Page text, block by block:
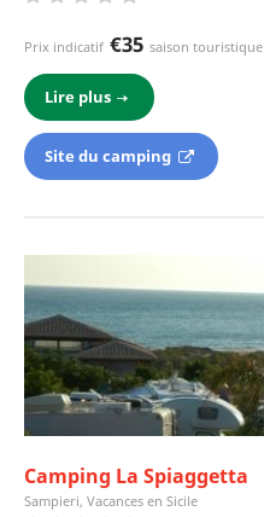
Prix indicatif €35 saison touristique
Lire plus
Site du camping
Camping La Spiaggetta
Sampieri, Vacances en Sicile